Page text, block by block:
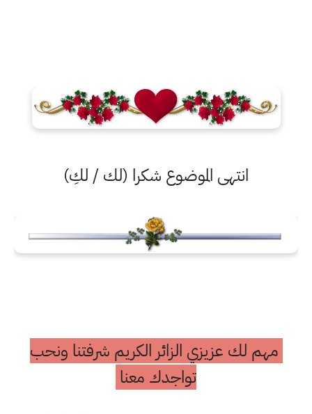
انتهى الموضوع شكرا (لك / لكِ)
مهم لك عزيزي الزائر الكريم شرفتنا ونحب
تواجدك معنا